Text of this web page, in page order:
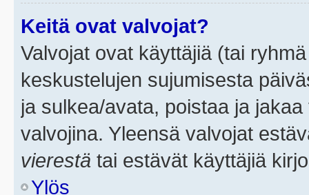
Keitä ovat valvojat?
Valvojat ovat käyttäjiä (tai
keskustelujen sujumisesta
ja sulkea/avata, poistaa ja
valvojina. Yleensä valvojat
vierestä tai estävät käyttäjiä
Ylös